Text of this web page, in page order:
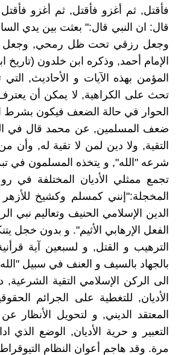
فأقتل, ثم أغزو فأقتل, ثم أغزو
قال: ان النبي قال:" بعثت بين يدي
وجعل رزقي تحت ظل رمحي, وجعل
الإمام أحمد, وذكره ابن خلدون (تاريخ
المؤمن بهذه الآيات و الأحاديث,
تحث على الكراهية, لا يمكن أن
الحوار في حالة الضعف فيكون بشرط
ضعف المسلمين, عن محمد قال في
التقية, ولا دين لمن لا تقية له, وأن
شرعه "الله", و يتخذه المسلمون في
تجمع ممثلي الأديان المختلفة في
المخجلة:"إنني كمسلم وكشيخ
الدين الإسلامي الحنيف وتعاليم
الفعل الإرهابي الأثيم". و بدون خجل
الترهيب و القتل, و لسبعين آية
بالجهاد بالسيف و العنف في سبيل
الى الركن الإسلامي التقية
الأديان, للتغطية على الجرائم
المعتقد الديني, و لتحويل الأنظار
التعبير و حرية الأديان, الوضع الذي
مرة. وقد هاجم أعوان النظام